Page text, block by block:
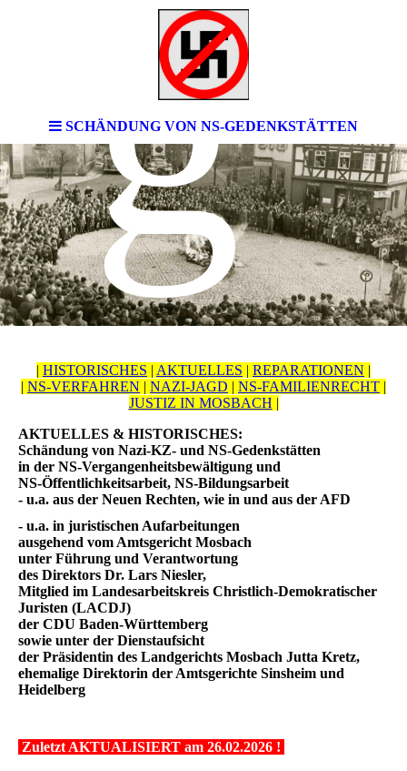
SCHÄNDUNG VON NS-GEDENKSTÄTTEN
g
| HISTORISCHES | AKTUELLES | REPARATIONEN |
| NS-VERFAHREN | NAZI-JAGD | NS-FAMILIENRECHT |
JUSTIZ IN MOSBACH |
AKTUELLES & HISTORISCHES:
Schändung von Nazi-KZ- und NS-Gedenkstätten
in der NS-Vergangenheitsbewältigung und
NS-Öffentlichkeitsarbeit, NS-Bildungsarbeit
- u.a. aus der Neuen Rechten, wie in und aus der AFD
- u.a. in juristischen Aufarbeitungen
ausgehend vom Amtsgericht Mosbach
unter Führung und Verantwortung
des Direktors Dr. Lars Niesler,
Mitglied im Landesarbeitskreis Christlich-Demokratischer
Juristen (LACDJ)
der CDU Baden-Württemberg
sowie unter der Dienstaufsicht
der Präsidentin des Landgerichts Mosbach Jutta Kretz,
ehemalige Direktorin der Amtsgerichte Sinsheim und
Heidelberg
Zuletzt AKTUALISIERT am 26.02.2026 !